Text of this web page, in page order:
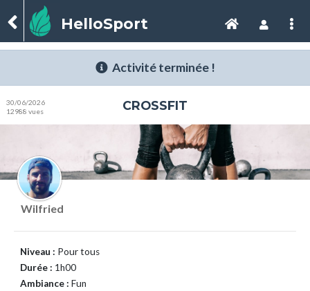
HelloSport
Activité terminée !
30/06/2026
12988 vues
CROSSFIT
Wilfried
Niveau : Pour tous
Durée : 1h00
Ambiance : Fun